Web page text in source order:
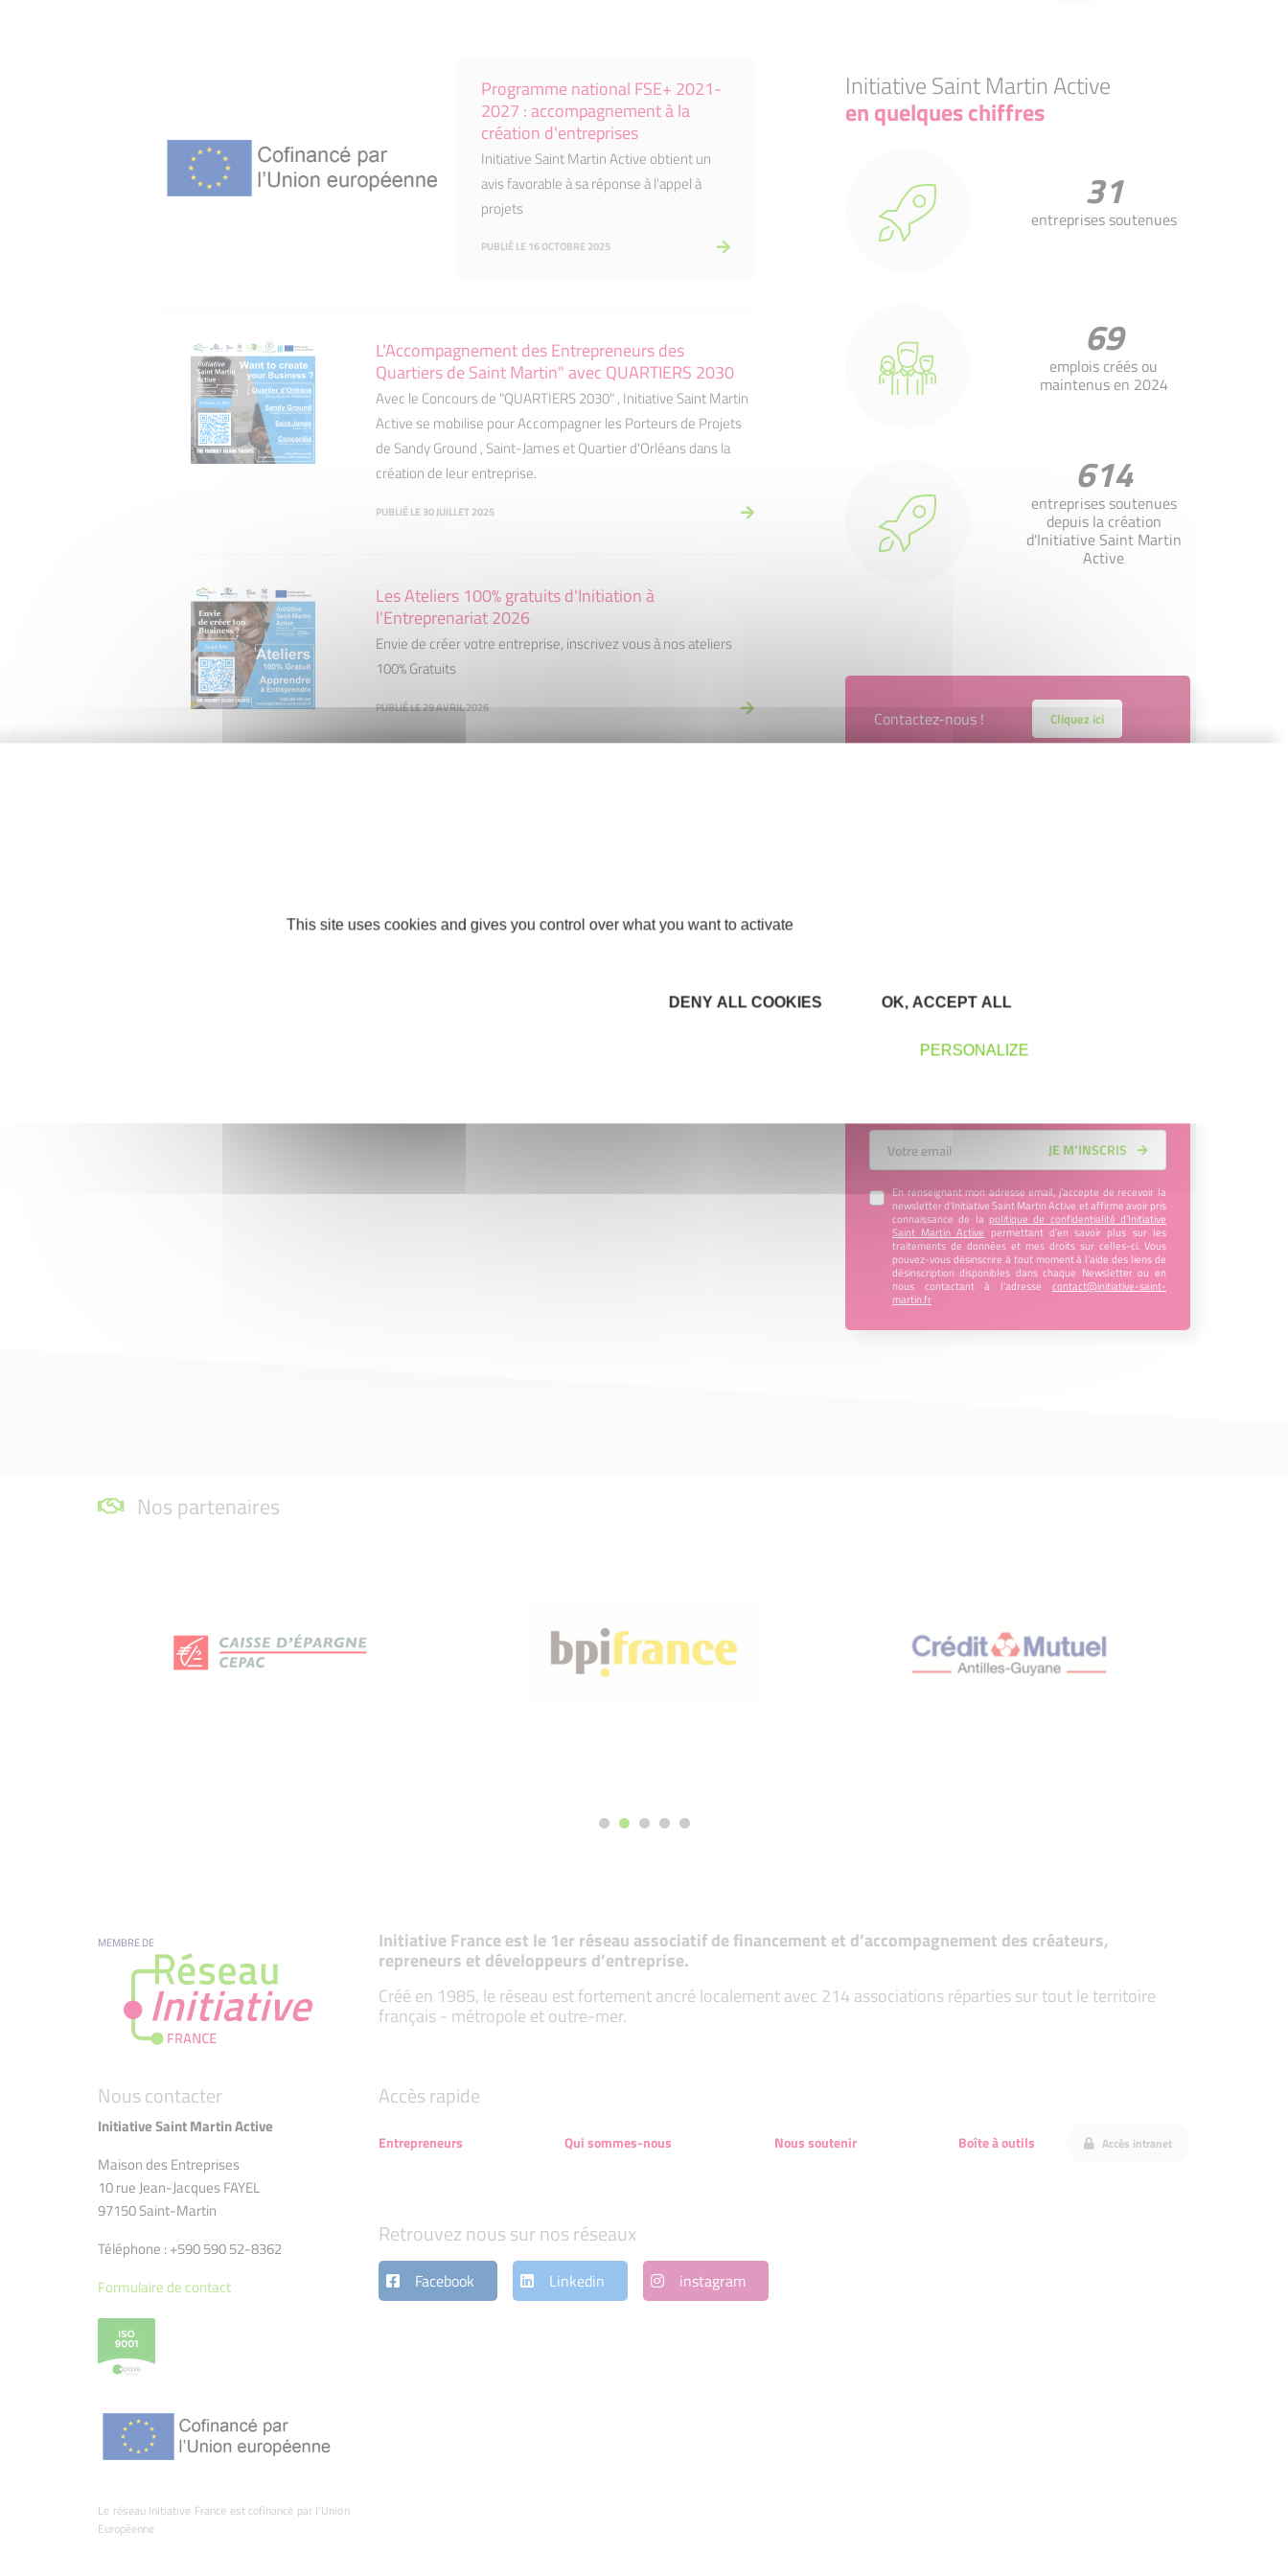
Programme national FSE+ 2021-
2027 : accompagnement à la
création d'entreprises
Initiative Saint Martin Active obtient un
avis favorable à sa réponse à l'appel à
projets
PUBLIÉ LE 16 OCTOBRE 2025
L'Accompagnement des Entrepreneurs des
Quartiers de Saint Martin" avec QUARTIERS 2030
Avec le Concours de "QUARTIERS 2030" , Initiative Saint Martin
Active se mobilise pour Accompagner les Porteurs de Projets
de Sandy Ground , Saint-James et Quartier d'Orléans dans la
création de leur entreprise.
PUBLIÉ LE 30 JUILLET 2025
Les Ateliers 100% gratuits d'Initiation à
l'Entreprenariat 2026
Envie de créer votre entreprise, inscrivez vous à nos ateliers
100% Gratuits
PUBLIÉ LE 29 AVRIL 2026
Initiative Saint Martin Active
en quelques chiffres
31
entreprises soutenues
69
emplois créés ou
maintenus en 2024
614
entreprises soutenues
depuis la création
d'Initiative Saint Martin
Active
Contactez-nous ! Cliquez ici
Newsletter Initiative Saint Martin
Votre Email JE M’INSCRIS
En renseignant mon adresse email, j’accepte de recevoir la
newsletter d'Initiative Saint Martin Active et affirme avoir pris
connaissance de la politique de confidentialité d’Initiative
Saint Martin Active permettant d’en savoir plus sur les
traitements de données et mes droits sur celles-ci. Vous
pouvez-vous désinscrire à tout moment à l’aide des liens de
désinscription disponibles dans chaque Newsletter ou en
nous contactant à l’adresse contact@initiative-saint-
martin.fr
Nos partenaires
MEMBRE DE Initiative France est le 1er réseau associatif de financement et d’accompagnement des créateurs,
repreneurs et développeurs d’entreprise.
Créé en 1985, le réseau est fortement ancré localement avec 214 associations réparties sur tout le territoire
français - métropole et outre-mer.
Nous contacter
Initiative Saint Martin Active
Maison des Entreprises
10 rue Jean-Jacques FAYEL
97150 Saint-Martin
Téléphone : +590 590 52-8362
Formulaire de contact
Le réseau Initiative France est cofinancé par l’Union
Européenne
Accès rapide
Entrepreneurs Qui sommes-nous Nous soutenir Boîte à outils Accès intranet
Retrouvez nous sur nos réseaux
Facebook Linkedin instagram
This site uses cookies and gives you control over what you want to activate
OK, ACCEPT ALL
DENY ALL COOKIES
PERSONALIZE